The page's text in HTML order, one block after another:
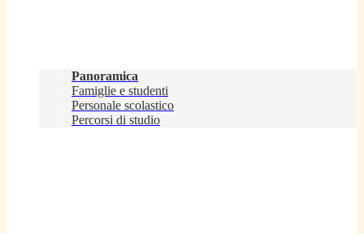
Panoramica
Famiglie e studenti
Personale scolastico
Percorsi di studio